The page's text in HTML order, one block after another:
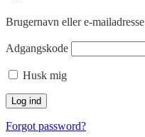
Brugernavn eller e-mailadresse
Adgangskode
Husk mig
Forgot password?